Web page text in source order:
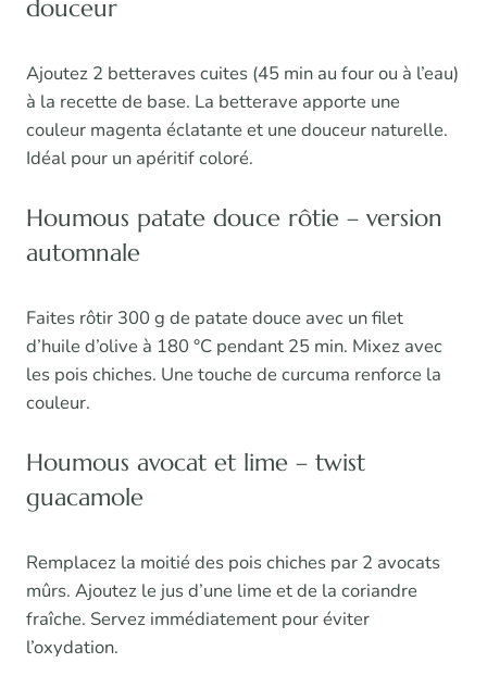
douceur
Ajoutez 2 betteraves cuites (45 min au four ou à l’eau)
à la recette de base. La betterave apporte une
couleur magenta éclatante et une douceur naturelle.
Idéal pour un apéritif coloré.
Houmous patate douce rôtie – version
automnale
Faites rôtir 300 g de patate douce avec un filet
d’huile d’olive à 180 °C pendant 25 min. Mixez avec
les pois chiches. Une touche de curcuma renforce la
couleur.
Houmous avocat et lime – twist
guacamole
Remplacez la moitié des pois chiches par 2 avocats
mûrs. Ajoutez le jus d’une lime et de la coriandre
fraîche. Servez immédiatement pour éviter
l’oxydation.